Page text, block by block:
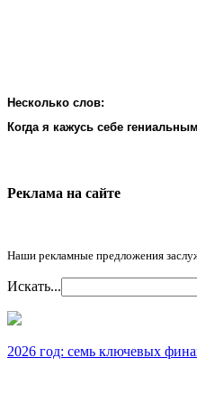
Несколько слов:
Когда я кажусь себе
Реклама на cайте
Наши рекламные предложения
Искать...
2026 год: семь ключевых